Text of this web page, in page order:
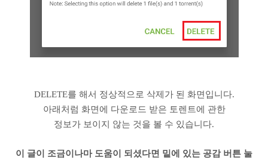
DELETE를 해서 정상적으로 삭제가 된 화면입니다.
아래처럼 화면에 다운로드 받은 토렌트에 관한
정보가 보이지 않는 것을 볼 수 있습니다.
이 글이 조금이나마 도움이 되셨다면 밑에 있는 공감 버튼 눌